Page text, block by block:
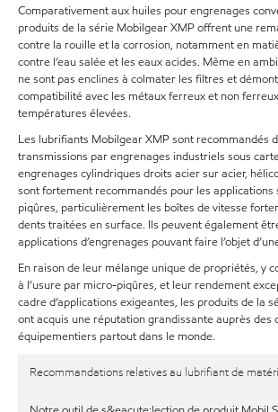
Comparativement aux huiles pour engrenages
produits de la série Mobilgear XMP offrent une
contre la rouille et la corrosion, notamment en
contre l’eau salée et les eaux acides. Même en
ne sont pas enclines à colmater les filtres et
compatibilité avec les métaux ferreux et non
températures élevées.
Les lubrifiants Mobilgear XMP sont recommandés
transmissions par engrenages industriels sous
engrenages cylindriques droits acier sur acier,
sont fortement recommandés pour les
piqûres, particulièrement les boîtes de vitesse
dents traitées en surface. Ils peuvent également
applications d’engrenages pouvant faire l’objet
En raison de leur mélange unique de propriétés, y
à l’usure par micro-piqûres, et leur rendement
cadre d’applications exigeantes, les produits de la
ont acquis une réputation grandissante auprès des
équipementiers partout dans le monde.
Recommandations relatives au lubrifiant de